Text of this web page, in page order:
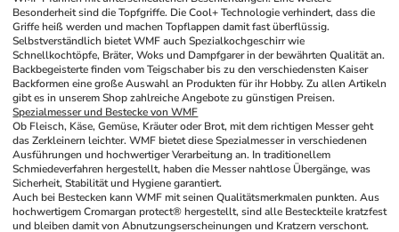
Besonderheit sind die Topfgriffe. Die Cool+ Technologie verhindert, dass die
Griffe heiß werden und machen Topflappen damit fast überflüssig.
Selbstverständlich bietet WMF auch Spezialkochgeschirr wie
Schnellkochtöpfe, Bräter, Woks und Dampfgarer in der bewährten Qualität an.
Backbegeisterte finden vom Teigschaber bis zu den verschiedensten Kaiser
Backformen eine große Auswahl an Produkten für ihr Hobby. Zu allen Artikeln
gibt es in unserem Shop zahlreiche Angebote zu günstigen Preisen.
Spezialmesser und Bestecke von WMF
Ob Fleisch, Käse, Gemüse, Kräuter oder Brot, mit dem richtigen Messer geht
das Zerkleinern leichter. WMF bietet diese Spezialmesser in verschiedenen
Ausführungen und hochwertiger Verarbeitung an. In traditionellem
Schmiedeverfahren hergestellt, haben die Messer nahtlose Übergänge, was
Sicherheit, Stabilität und Hygiene garantiert.
Auch bei Bestecken kann WMF mit seinen Qualitätsmerkmalen punkten. Aus
hochwertigem Cromargan protect® hergestellt, sind alle Besteckteile kratzfest